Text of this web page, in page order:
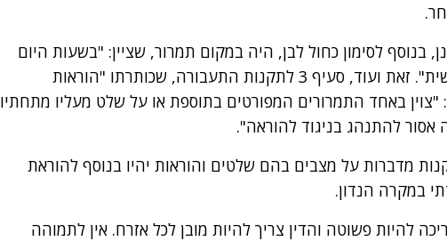
בנוסף לסימון כחול לבן, היה במקום תמרור, שציין: "בשעות היום
מ-09.00 עד 17.00 חניה חופשית". זאת ועוד, סעיף 3 לתקנות התעבורה, שכותרתו "הוראות
באחד התמרורים המפורטים בתוספת או על שלט מעליו מתחתיו
אסור להתנהג בניגוד להוראה".
מדברות על מצבים בהם שלטים והוראות יהיו בנוסף להוראת
במקרה הנדון.
להיות פשוטה והדין צריך להיות מובן לכל אזרח. אין לתמוהה